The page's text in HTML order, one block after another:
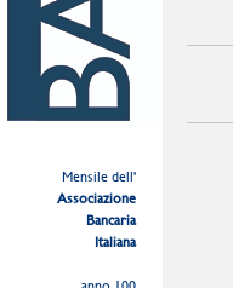
Mensile dell'
Associazione
Bancaria
Italiana